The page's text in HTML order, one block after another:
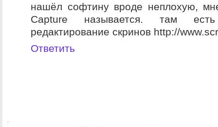
нашёл софтину вроде неплохую,
Capture называется. там
редактирование скринов http://
Ответить